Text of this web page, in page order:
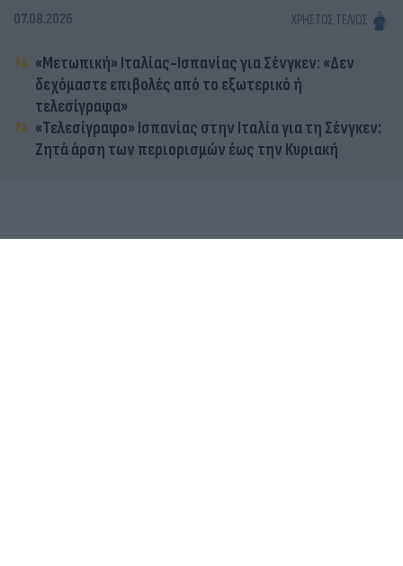
07.08.2026 ΧΡΉΣΤΟΣ ΤΈΛΙΟΣ
«Μετωπική» Ιταλίας-Ισπανίας για Σένγκεν: «Δεν
δεχόμαστε επιβολές από το εξωτερικό ή
τελεσίγραφα»
«Τελεσίγραφο» Ισπανίας στην Ιταλία για τη Σένγκεν:
Ζητά άρση των περιορισμών έως την Κυριακή